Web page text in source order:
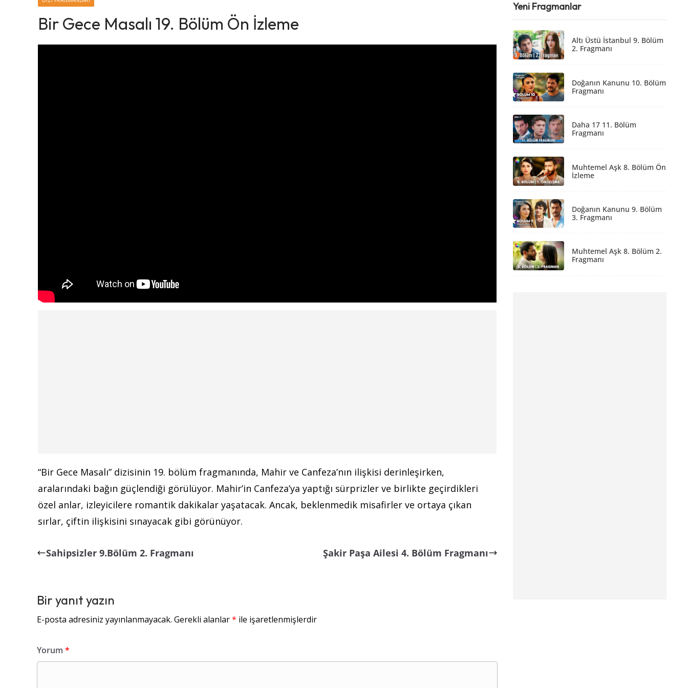
Bir Gece Masalı 19. Bölüm Ön İzleme
“Bir Gece Masalı” dizisinin 19. bölüm fragmanında, Mahir ve Canfeza’nın ilişkisi derinleşirken,
aralarındaki bağın güçlendiği görülüyor. Mahir’in Canfeza’ya yaptığı sürprizler ve birlikte geçirdikleri
özel anlar, izleyicilere romantik dakikalar yaşatacak. Ancak, beklenmedik misafirler ve ortaya çıkan
sırlar, çiftin ilişkisini sınayacak gibi görünüyor.
Sahipsizler 9.Bölüm 2. Fragmanı Şakir Paşa Ailesi 4. Bölüm Fragmanı
Bir yanıt yazın
E-posta adresiniz yayınlanmayacak. Gerekli alanlar* ile işaretlenmişlerdir
Yorum *
Yeni Fragmanlar
Altı Üstü İstanbul 9. Bölüm
2. Fragmanı
Doğanın Kanunu 10. Bölüm
Fragmanı
Daha 17 11. Bölüm
Fragmanı
Muhtemel Aşk 8. Bölüm Ön
İzleme
Doğanın Kanunu 9. Bölüm
3. Fragmanı
Muhtemel Aşk 8. Bölüm 2.
Fragmanı